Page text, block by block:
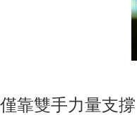
僅靠雙手力量支